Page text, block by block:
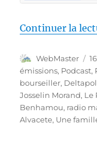
Continuer la
Auteur
WebMaster
le
émissions, Podcast,
bourseiller, Deltapol
Josselin Morand, Le
Benhamou, radio
Alvacete, Une